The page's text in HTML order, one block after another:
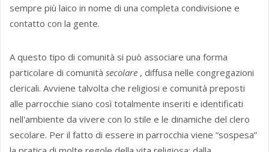
sempre più laico in nome di una completa condivisione e
contatto con la gente.
A questo tipo di comunità si può associare una forma
particolare di comunità secolare , diffusa nelle congregazioni
clericali. Avviene talvolta che religiosi e comunità preposti
alle parrocchie siano così totalmente inseriti e identificati
nell'ambiente da vivere con lo stile e le dinamiche del clero
secolare. Per il fatto di essere in parrocchia viene “sospesa”